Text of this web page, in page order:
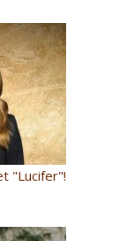
"Lucifer"!